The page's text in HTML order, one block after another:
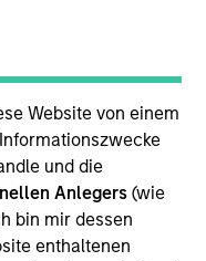
Website von einem
und die
Anlegers(wie
bin mir dessen
enthaltenen